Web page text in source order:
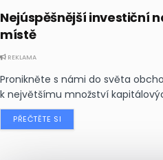
Nejúspěšnější investiční
místě
REKLAMA
Pronikněte s námi do světa
k největšímu množství
PŘEČTĚTE SI